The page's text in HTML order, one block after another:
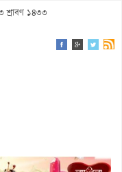
শ্রাবণ ১৪৩৩